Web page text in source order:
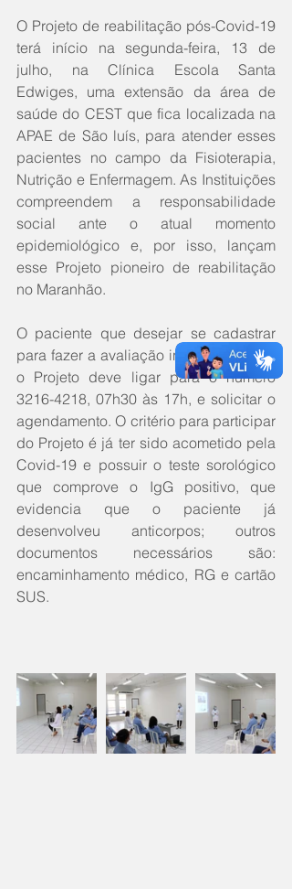
O Projeto de reabilitação pós-Covid-19
terá início na segunda-feira, 13 de
julho, na Clínica Escola Santa
Edwiges, uma extensão da área de
saúde do CEST que fica localizada na
APAE de São luís, para atender esses
pacientes no campo da Fisioterapia,
Nutrição e Enfermagem. As Instituições
compreendem a responsabilidade
social ante o atual momento
epidemiológico e, por isso, lançam
esse Projeto pioneiro de reabilitação
no Maranhão.
O paciente que desejar se cadastrar
para fazer a avaliação inicial e integrar
o Projeto deve ligar para o número
3216-4218, 07h30 às 17h, e solicitar o
agendamento. O critério para participar
do Projeto é já ter sido acometido pela
Covid-19 e possuir o teste sorológico
que comprove o IgG positivo, que
evidencia que o paciente já
desenvolveu anticorpos; outros
documentos necessários são:
encaminhamento médico, RG e cartão
SUS.